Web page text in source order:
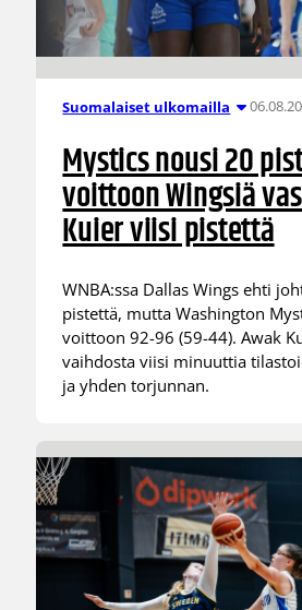
Suomalaiset ulkomailla
Mystics nousi 20
voittoon Wingsiä
Kuier viisi pistettä
WNBA:ssa Dallas Wings ehti
pistettä, mutta Washington
voittoon 92-96 (59-44). Awak
vaihdosta viisi minuuttia
ja yhden torjunnan.